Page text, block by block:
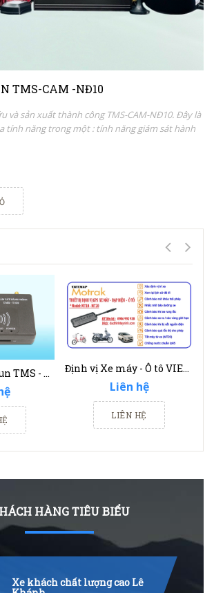
TMS-CAM -NĐ10
và sản xuất thành công TMS-CAM-NĐ10. Đây là
tính năng trong một : tính năng giám sát hành
Định vị ô tô Adsun TMS - T100 Định vị Xe máy - Ô tô VIETMAP
Liên hệ
LIÊN HỆ
HÀNG TIÊU BIỂU
Xe khách chất lượng cao Lê